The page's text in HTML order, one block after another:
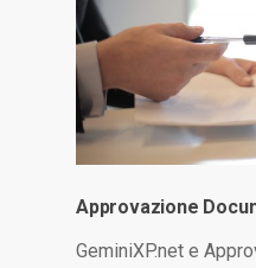
Approvazione
GeminiXP.net e